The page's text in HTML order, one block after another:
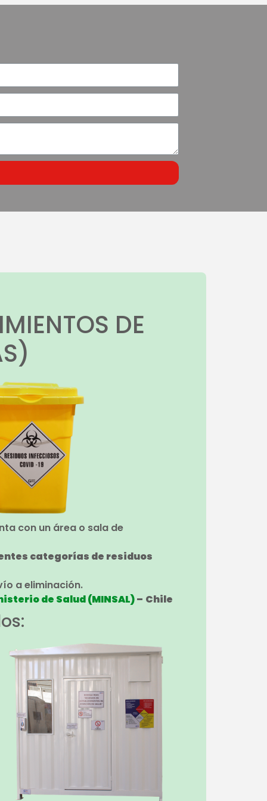
DE
con un área o sala de
categorías de residuos
a eliminación.
de Salud (MINSAL)– Chile